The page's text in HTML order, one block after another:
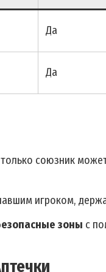
Да
Да
союзник может
игроком,
зоны с